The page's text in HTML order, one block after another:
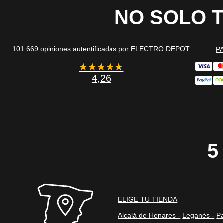
NO SOLO
101.669 opiniones autentificadas por ELECTRO DEPOT
★★★★★
★★★★★
4,26
5
ELIGE TU TIENDA
Alcalá de Henares - Leganés -
Información de las
crear un perfil de
publicidad estará
Cookies de redes
la oportunidad de
sitios web y crear
Cookies